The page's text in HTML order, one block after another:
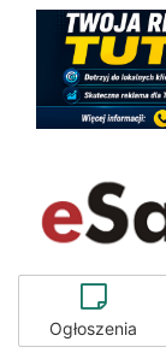
Ogłoszenia